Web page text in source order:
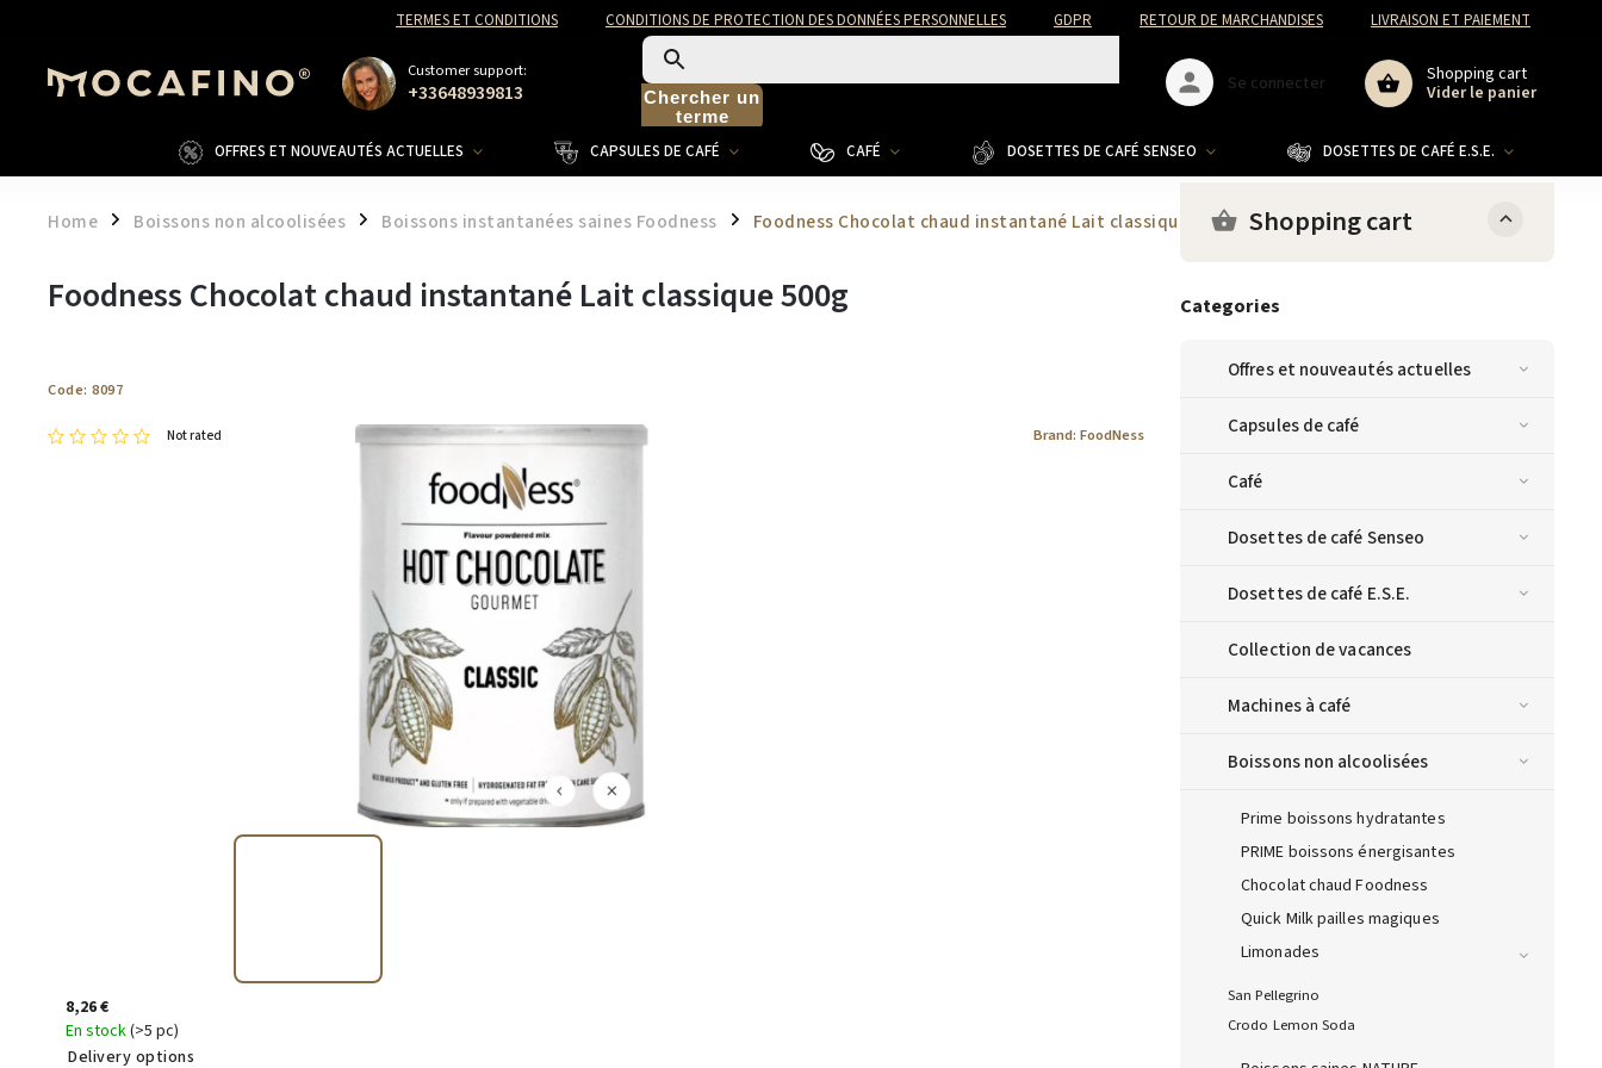
TERMES ET CONDITIONS CONDITIONS DE PROTECTION DES DONNÉES PERSONNELLES GDPR RETOUR DE MARCHANDISES LIVRAISON ET PAIEMENT
Customer support:
+33648939813
Chercher un
terme
Shopping cart
Vider le panier
Se connecter
OFFRES ET NOUVEAUTÉS ACTUELLES CAPSULES DE CAFÉ CAFÉ DOSETTES DE CAFÉ SENSEO DOSETTES DE CAFÉ E.S.E.
Home / Boissons non alcoolisées / Boissons instantanées saines Foodness / Foodness Chocolat chaud instantané Lait classique 500g Shopping cart
Categories
Offres et nouveautés actuelles
Capsules de café
Café
Dosettes de café Senseo
Dosettes de café E.S.E.
Collection de vacances
Machines à café
Boissons non alcoolisées
Prime boissons hydratantes
PRIME boissons énergisantes
Chocolat chaud Foodness
Quick Milk pailles magiques
Limonades
San Pellegrino
Crodo Lemon Soda
Foodness Chocolat chaud instantané Lait classique 500g
Code: 8097
Not rated Brand: FoodNess
8,26 €
En stock(>5 pc)
Delivery options